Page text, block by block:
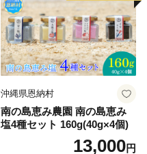
沖縄県恩納村
南の島恵み農園 南の島恵み
塩4種セット 160g(40g×4個)
13,000円